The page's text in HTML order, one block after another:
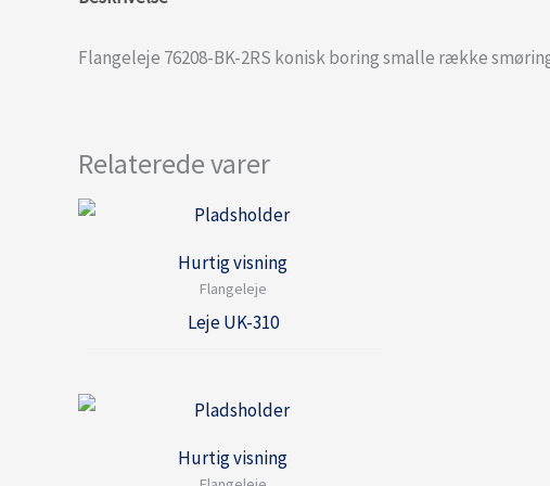
Flangeleje 76208-BK-2RS konisk boring smalle række
Relaterede varer
Hurtig visning
Flangeleje
Leje UK-310
Hurtig visning